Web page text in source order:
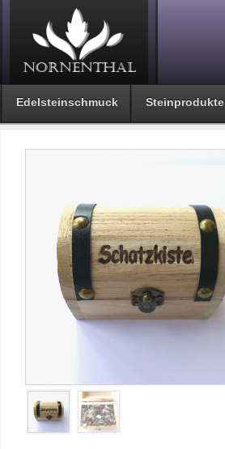
Edelsteinschmuck Steinprodukte